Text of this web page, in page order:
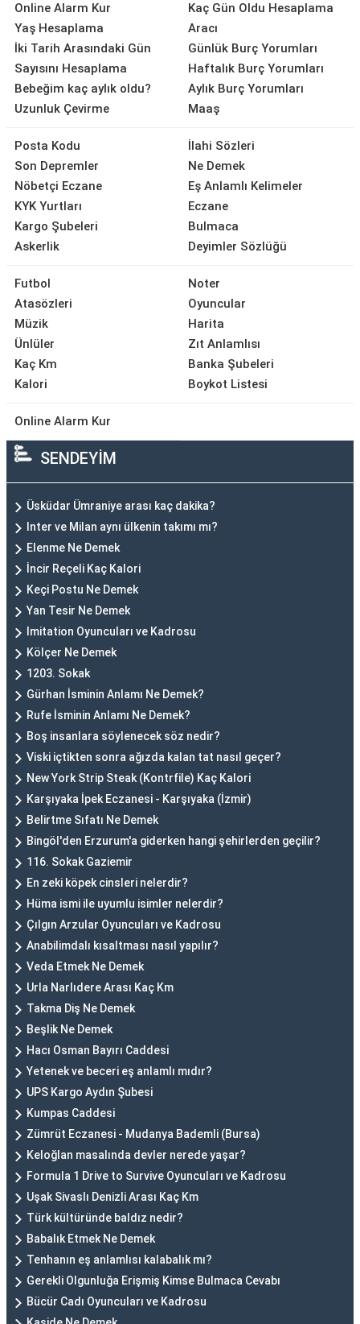
Online Alarm Kur
Yaş Hesaplama
İki Tarih Arasındaki Gün
Sayısını Hesaplama
Bebeğim kaç aylık oldu?
Uzunluk Çevirme
Kaç Gün Oldu Hesaplama
Aracı
Günlük Burç Yorumları
Haftalık Burç Yorumları
Aylık Burç Yorumları
Maaş
Posta Kodu
Son Depremler
Nöbetçi Eczane
KYK Yurtları
Kargo Şubeleri
Askerlik
İlahi Sözleri
Ne Demek
Eş Anlamlı Kelimeler
Eczane
Bulmaca
Deyimler Sözlüğü
Futbol
Atasözleri
Müzik
Ünlüler
Kaç Km
Kalori
Noter
Oyuncular
Harita
Zıt Anlamlısı
Banka Şubeleri
Boykot Listesi
Online Alarm Kur
SENDEYİM
Üsküdar Ümraniye arası kaç dakika?
Inter ve Milan aynı ülkenin takımı mı?
Elenme Ne Demek
İncir Reçeli Kaç Kalori
Keçi Postu Ne Demek
Yan Tesir Ne Demek
Imitation Oyuncuları ve Kadrosu
Kölçer Ne Demek
1203. Sokak
Gürhan İsminin Anlamı Ne Demek?
Rufe İsminin Anlamı Ne Demek?
Boş insanlara söylenecek söz nedir?
Viski içtikten sonra ağızda kalan tat nasıl geçer?
New York Strip Steak (Kontrfile) Kaç Kalori
Karşıyaka İpek Eczanesi - Karşıyaka (İzmir)
Belirtme Sıfatı Ne Demek
Bingöl'den Erzurum'a giderken hangi şehirlerden geçilir?
116. Sokak Gaziemir
En zeki köpek cinsleri nelerdir?
Hüma ismi ile uyumlu isimler nelerdir?
Çılgın Arzular Oyuncuları ve Kadrosu
Anabilimdalı kısaltması nasıl yapılır?
Veda Etmek Ne Demek
Urla Narlıdere Arası Kaç Km
Takma Diş Ne Demek
Beşlik Ne Demek
Hacı Osman Bayırı Caddesi
Yetenek ve beceri eş anlamlı mıdır?
UPS Kargo Aydın Şubesi
Kumpas Caddesi
Zümrüt Eczanesi - Mudanya Bademli (Bursa)
Keloğlan masalında devler nerede yaşar?
Formula 1 Drive to Survive Oyuncuları ve Kadrosu
Uşak Sivaslı Denizli Arası Kaç Km
Türk kültüründe baldız nedir?
Babalık Etmek Ne Demek
Tenhanın eş anlamlısı kalabalık mı?
Gerekli Olgunluğa Erişmiş Kimse Bulmaca Cevabı
Bücür Cadı Oyuncuları ve Kadrosu